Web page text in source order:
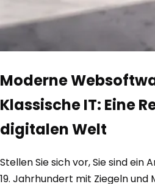
Moderne
Klassische IT: Eine
digitalen Welt
Stellen Sie sich vor, Sie sind ein
19. Jahrhundert mit Ziegeln und